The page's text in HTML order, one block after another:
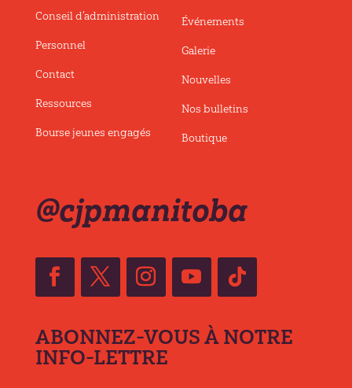
Conseil d’administration
Personnel
Contact
Ressources
Bourse jeunes engagés
Événements
Galerie
Nouvelles
Nos bulletins
Boutique
@cjpmanitoba
ABONNEZ-VOUS À NOTRE
INFO-LETTRE